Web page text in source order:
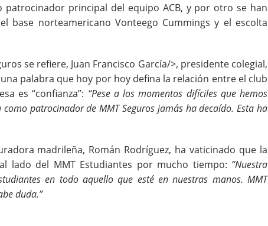
patrocinador principal del equipo ACB, y por otro se han
base norteamericano Vonteego Cummings y el escolta
se refiere, Juan Francisco García/>, presidente colegial,
palabra que hoy por hoy defina la relación entre el club
es “confianza”: “Pese a los momentos difíciles que hemos
patrocinador de MMT Seguros jamás ha decaído. Esta ha
madrileña, Román Rodríguez, ha vaticinado que la
lado del MMT Estudiantes por mucho tiempo: “Nuestra
en todo aquello que esté en nuestras manos. MMT
duda.”